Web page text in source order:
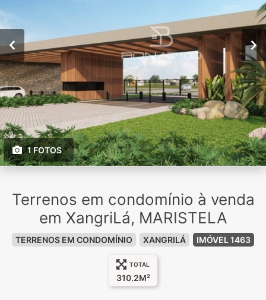
1 FOTOS
Terrenos em condomínio à venda
em XangriLá, MARISTELA
TERRENOS EM CONDOMÍNIO XANGRILÁ IMÓVEL 1463
TOTAL
310.2M²